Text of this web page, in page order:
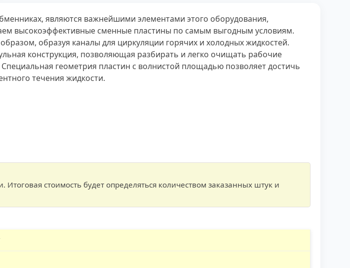
являются важнейшими элементами этого оборудования,
высокоэффективные сменные пластины по самым выгодным условиям.
образуя каналы для циркуляции горячих и холодных жидкостей.
конструкция, позволяющая разбирать и легко очищать рабочие
геометрия пластин с волнистой площадью позволяет достичь
течения жидкости.
стоимость будет определяться количеством заказанных штук и